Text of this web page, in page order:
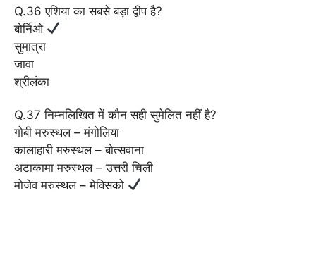
Q.36 एशिया का सबसे बड़ा द्वीप है?
बोर्निओ
सुमात्रा
जावा
श्रीलंका
Q.37 निम्नलिखित में कौन सही सुमेलित नहीं है?
गोबी मरुस्थल – मंगोलिया
कालाहारी मरुस्थल – बोत्सवाना
अटाकामा मरुस्थल – उत्तरी चिली
मोजेव मरुस्थल – मेक्सिको